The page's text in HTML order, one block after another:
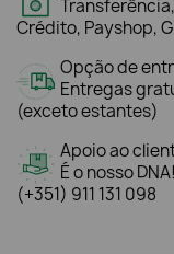
Crédito, Payshop,
Opção de
Entregas
(exceto estantes)
Apoio ao
É o nosso
(+351) 911 131 098